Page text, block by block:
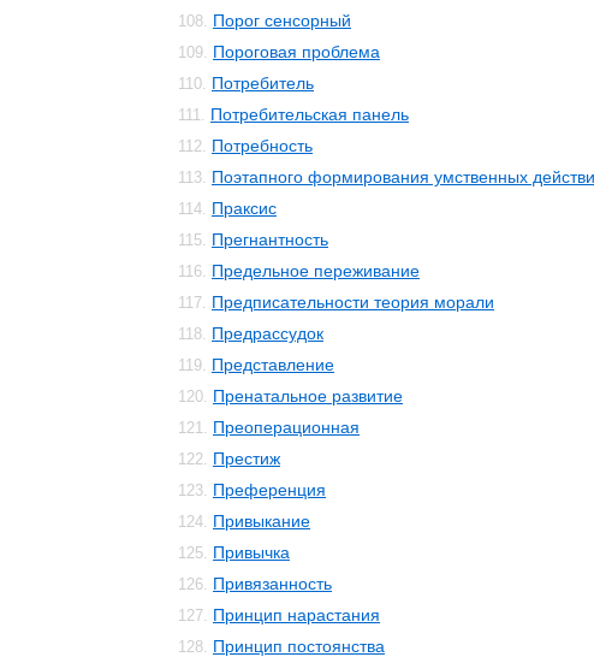
108. Порог сенсорный
109. Пороговая проблема
110. Потребитель
111. Потребительская панель
112. Потребность
113. Поэтапного формирования умственных
114. Праксис
115. Прегнантность
116. Предельное переживание
117. Предписательности теория морали
118. Предрассудок
119. Представление
120. Пренатальное развитие
121. Преоперационная
122. Престиж
123. Преференция
124. Привыкание
125. Привычка
126. Привязанность
127. Принцип нарастания
128. Принцип постоянства